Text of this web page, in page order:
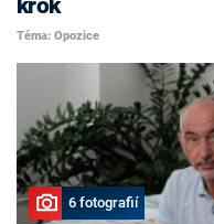
Téma: Opozice
6 fotografií